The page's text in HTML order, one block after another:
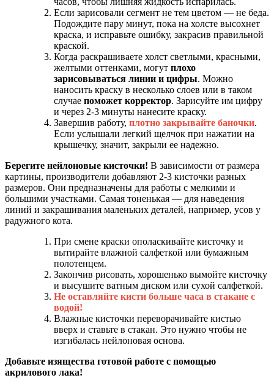
Если зарисовали сегмент не тем цветом — не беда.
Подождите пару минут, пока на холсте высохнет
краска, и исправьте ошибку, закрасив правильной
краской.
Когда раскрашиваете холст светлыми, красными,
желтыми оттенками, могут плохо
зарисовываться линии и цифры. Можно
наносить краску в несколько слоев или в таком
случае поможет корректор. Зарисуйте им цифру
и через 2-3 минуты нанесите краску.
Завершив работу, плотно закрывайте баночки.
Если услышали легкий щелчок при нажатии на
крышечку, значит, закрыли ее надежно.
Берегите нейлоновые кисточки! В зависимости от размера
картины, производители добавляют 2-3 кисточки разных
размеров. Они предназначены для работы с мелкими и
большими участками. Самая тоненькая — для наведения
линий и закрашивания маленьких деталей, например, усов у
радужного кота.
При смене краски ополаскивайте кисточку и
вытирайте влажной салфеткой или бумажным
полотенцем.
Закончив рисовать, хорошенько вымойте кисточку
и высушите ватным диском или сухой салфеткой.
Не оставляйте кисти больше часа в стакане с
водой!
Влажные кисточки переворачивайте кистью
вверх и ставьте в стакан. Это нужно чтобы не
изгибалась нейлоновая основа.
Добавьте изящества готовой работе с помощью
акрилового лака!